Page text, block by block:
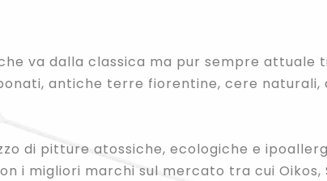
va dalla classica ma pur sempre attuale
antiche terre fiorentine, cere naturali,
di pitture atossiche, ecologiche e
i migliori marchi sul mercato tra cui Oikos,